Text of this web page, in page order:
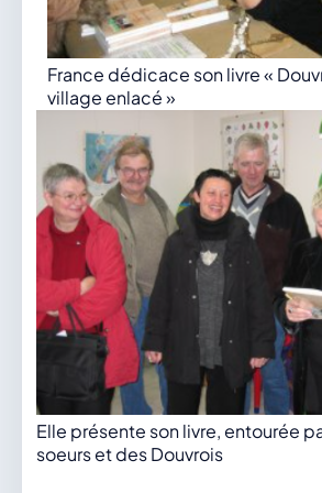
France dédicace son livre «
village enlacé »
Elle présente son livre, entourée
soeurs et des Douvrois